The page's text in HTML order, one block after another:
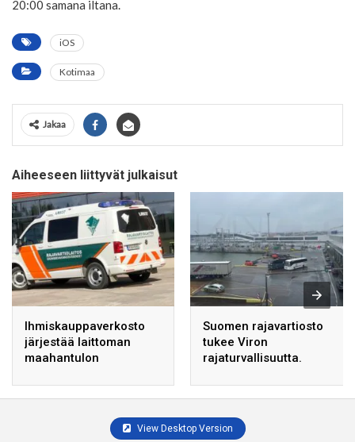
20:00 samana iltana.
iOS
Kotimaa
Jakaa
Aiheeseen liittyvät julkaisut
Ihmiskauppaverkosto
järjestää laittoman
maahantulon
Suomeen.
Suomen rajavartiosto
tukee Viron
rajaturvallisuutta.
View Desktop Version